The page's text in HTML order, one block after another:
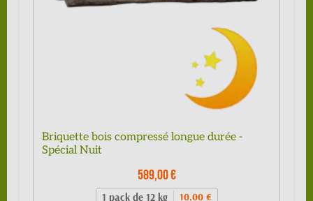
Briquette bois compressé longue durée -
Spécial Nuit
589,00 €
1 pack de 12 kg 10,00 €